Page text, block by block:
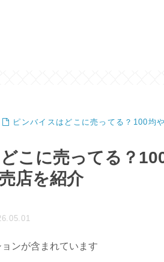
ピンバイスはどこに売ってる？100均
こに売ってる？
店を紹介
ンが含まれています